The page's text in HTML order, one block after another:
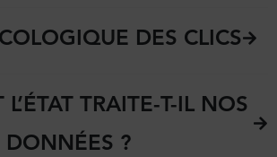
DES CLICS
TRAITE-T-IL NOS
DONNÉES ?